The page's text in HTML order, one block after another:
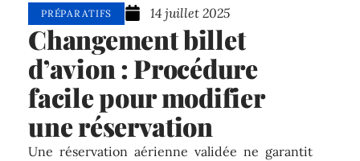
PRÉPARATIFS 14 juillet 2025
Changement billet
d’avion : Procédure
facile pour modifier
une réservation
Une réservation aérienne validée ne garantit